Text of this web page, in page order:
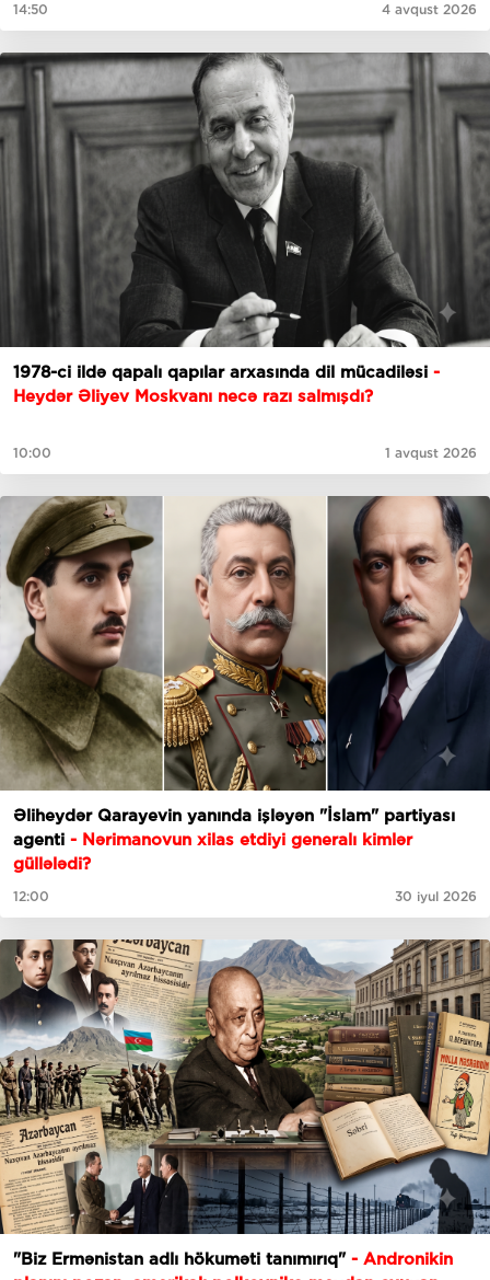
14:50 4 avqust 2026
1978-ci ildə qapalı qapılar arxasında dil mücadiləsi -
Heydər Əliyev Moskvanı necə razı salmışdı?
10:00 1 avqust 2026
Əliheydər Qarayevin yanında işləyən "İslam" partiyası
agenti - Nərimanovun xilas etdiyi generalı kimlər
güllələdi?
12:00 30 iyul 2026
"Biz Ermənistan adlı hökuməti tanımırıq" - Andronikin